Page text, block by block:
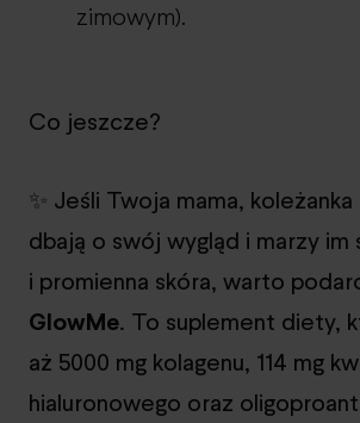
zimowym).
Co jeszcze?
✨ Jeśli Twoja mama,
dbają o swój wygląd i marzy im
i promienna skóra, warto
GlowMe. To suplement diety,
aż 5000 mg kolagenu, 114 mg
hialuronowego oraz